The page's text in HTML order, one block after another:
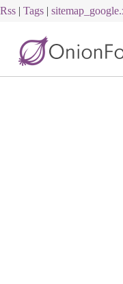
Rss | Tags |